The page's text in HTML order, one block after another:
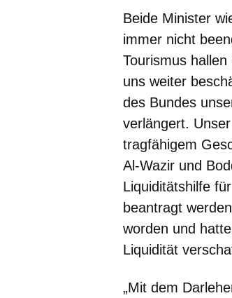
Beide Minister
immer nicht
Tourismus
uns weiter
des Bundes
verlängert.
tragfähigem
Al-Wazir und
Liquiditätshilfe
beantragt
worden und
Liquidität
„Mit dem